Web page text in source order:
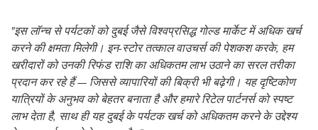
"इस लॉन्च से पर्यटकों को दुबई जैसे विश्वप्रसिद्ध गोल्ड मार्केट में अधिक खर्च
करने की क्षमता मिलेगी। इन-स्टोर तत्काल वाउचर्स की पेशकश करके, हम
खरीदारों को उनकी रिफंड राशि का अधिकतम लाभ उठाने का सरल तरीका
प्रदान कर रहे हैं — जिससे व्यापारियों की बिक्री भी बढ़ेगी। यह दृष्टिकोण
यात्रियों के अनुभव को बेहतर बनाता है और हमारे रिटेल पार्टनर्स को स्पष्ट
लाभ देता है, साथ ही यह दुबई के पर्यटक खर्च को अधिकतम करने के उद्देश्य